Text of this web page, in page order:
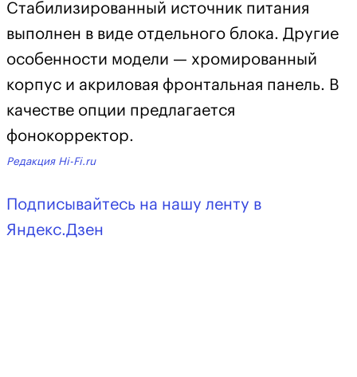
Стабилизированный источник питания
выполнен в виде отдельного блока. Другие
особенности модели — хромированный
корпус и акриловая фронтальная панель. В
качестве опции предлагается
фонокорректор.
Редакция Hi-Fi.ru
Подписывайтесь на нашу ленту в
Яндекс.Дзен